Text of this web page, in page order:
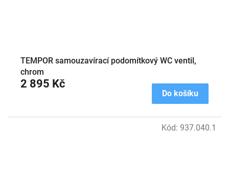
TEMPOR samouzavírací podomítkový WC ventil,
chrom
2 895 Kč
Do košíku
Kód: 937.040.1